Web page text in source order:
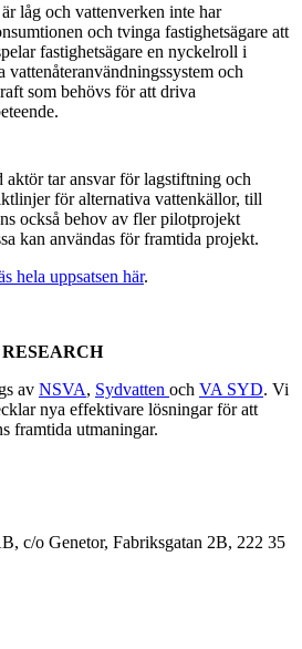
låg och vattenverken inte har
och tvinga fastighetsägare att
fastighetsägare en nyckelroll i
och
som behövs för att driva
tar ansvar för lagstiftning och
för alternativa vattenkällor, till
också behov av fler pilotprojekt
kan användas för framtida projekt.
hela uppsatsen här.
av NSVA, Sydvatten och VA SYD. Vi
nya effektivare lösningar för att
framtida utmaningar.
c/o Genetor, Fabriksgatan 2B, 222 35